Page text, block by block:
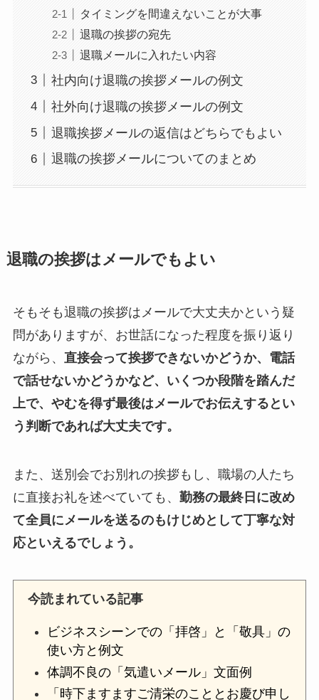
タイミングを間違えないことが大事
退職の挨拶の宛先
退職メールに入れたい内容
社内向け退職の挨拶メールの例文
社外向け退職の挨拶メールの例文
退職挨拶メールの返信はどちらでもよい
退職の挨拶メールについてのまとめ
退職の挨拶はメールでもよい
そもそも退職の挨拶はメールで大丈夫かという疑
問がありますが、お世話になった程度を振り返り
ながら、 直接会って挨拶できないかどうか、電話
で話せないかどうかなど、いくつか段階を踏んだ
上で、やむを得ず最後はメールでお伝えするとい
う判断であれば大丈夫です。
また、送別会でお別れの挨拶もし、職場の人たち
に直接お礼を述べていても、 勤務の最終日に改め
て全員にメールを送るのもけじめとして丁寧な対
応といえるでしょう。
今読まれている記事
ビジネスシーンでの「拝啓」と「敬具」の
使い方と例文
体調不良の「気遣いメール」文面例
「時下ますますご清栄のこととお慶び申し